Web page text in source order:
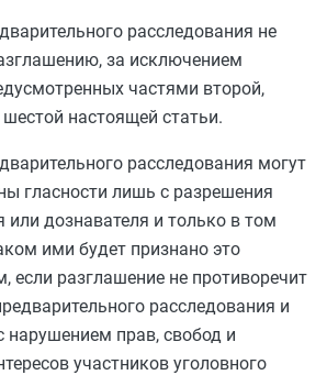
расследования не
за исключением
частями второй,
шестой настоящей статьи.
расследования могут
гласности лишь с разрешения
или дознавателя и только в том
ими будет признано это
если разглашение не противоречит
расследования и
нарушением прав, свобод и
участников уголовного